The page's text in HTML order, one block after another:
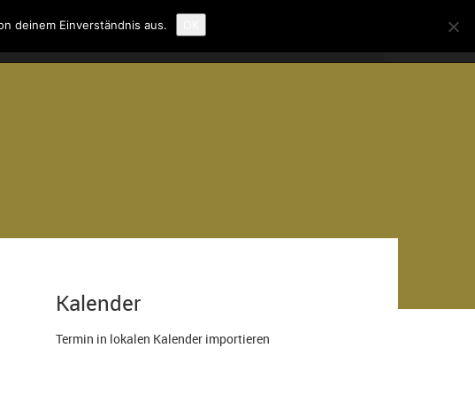
Kalender
Termin in lokalen Kalender importieren
deinem Einverständnis aus.